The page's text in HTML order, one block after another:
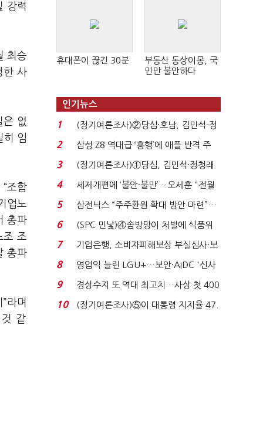
강력
최승
한 사
은 없
히 임
“조합
업노
총파
조 조
총파
”라며
같
휴대폰이 끊긴 30분
부동산 동상이몽, 국
민만 불안하다
인기뉴스
1
(정기여론조사)②당심·호남, 김민석-정
청래 '초접전'...
2
삼성 Z8 역대급 ‘흥행’에 애플 반격 주
목…9월 ‘폴...
3
(정기여론조사)①당심, 김민석·정청래
'초접전'…대통령 ...
4
세제개편에 ‘불안·불만’…오세훈 "전월
세 구하기 더 ...
5
삼전닉스 “주주환원 확대 방안 마련”…
로이터에 성명...
6
(SPC 민낯)④솜방망이 처벌에 식품위
생법 위반 반복...
7
기업은행, 소비자피해보상 부실심사·보
이스피싱 공시 ...
8
영업익 늘린 LGU+…보안·AIDC '신사
업 드라이브'...
9
경상수지 또 역대 최고치…사상 첫 400
억달러에 '3% 성...
10
(정기여론조사)⑤이 대통령 지지율 47.